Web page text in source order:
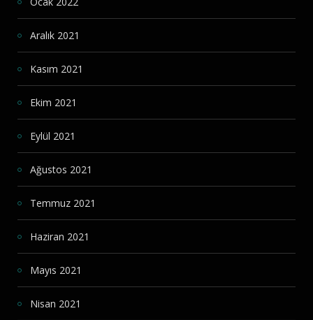
Aralık 2021
Kasım 2021
Ekim 2021
Eylül 2021
Ağustos 2021
Temmuz 2021
Haziran 2021
Mayıs 2021
Nisan 2021